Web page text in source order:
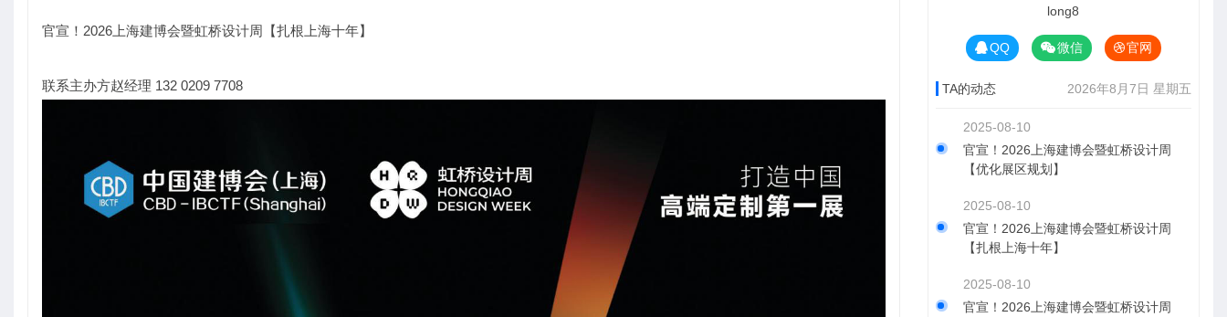
官宣！2026上海建博会暨虹桥设计周【扎根上海十年】
联系主办方赵经理 132 0209 7708
long8
QQ 微信 官网
TA的动态 2026年8月7日 星期五
2025-08-10
官宣！2026上海建博会暨虹桥设计周
【优化展区规划】
2025-08-10
官宣！2026上海建博会暨虹桥设计周
【扎根上海十年】
2025-08-10
官宣！2026上海建博会暨虹桥设计周